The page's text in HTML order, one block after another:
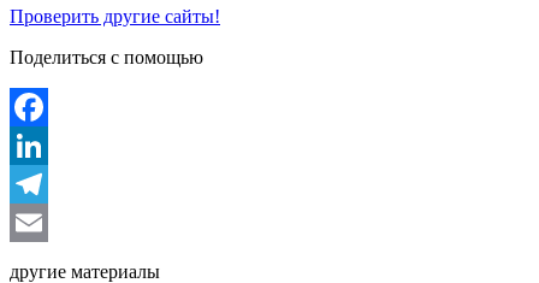
Проверить другие сайты!
Поделиться с помощью
Facebook
LinkedIn
Telegram
другие материалы